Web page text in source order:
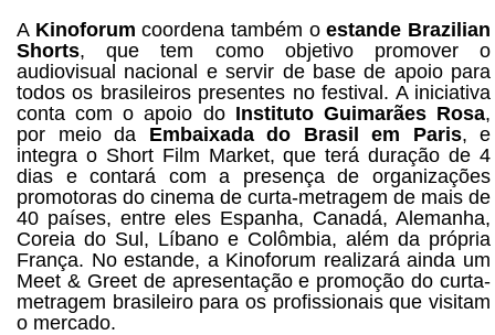
A Kinoforum coordena também oestande Brazilian
Shorts, que tem como objetivo promover o
audiovisual nacional e servir de base de apoio para
todos os brasileiros presentes no festival. A iniciativa
conta com o apoio do Instituto Guimarães Rosa,
por meio da Embaixada do Brasil em Paris, e
integra o Short Film Market, que terá duração de 4
dias e contará com a presença de organizações
promotoras do cinema de curta-metragem de mais de
40 países, entre eles Espanha, Canadá, Alemanha,
Coreia do Sul, Líbano e Colômbia, além da própria
França. No estande, a Kinoforum realizará ainda um
Meet & Greet de apresentação e promoção do curta-
metragem brasileiro para os profissionais que visitam
o mercado.